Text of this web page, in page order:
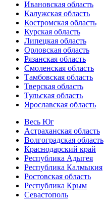
Ивановская область
Калужская область
Костромская область
Курская область
Липецкая область
Орловская область
Рязанская область
Смоленская область
Тамбовская область
Тверская область
Тульская область
Ярославская область
Весь Юг
Астраханская область
Волгоградская область
Краснодарский край
Республика Адыгея
Республика Калмыкия
Ростовская область
Республика Крым
Севастополь